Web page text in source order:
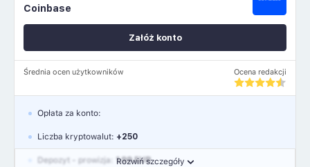
Coinbase
Średnia ocen użytkowników Ocena redakcji
Załóż konto
Rozwiń szczegóły
Opłata za konto:
Liczba kryptowalut: +250
Depozyt - prowizja: 1.99 EUR